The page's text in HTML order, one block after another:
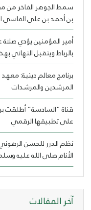
سمط الجوهر الفاخر من
بن أحمد بن علي الفاسي
أمير المؤمنين يؤدي
بالرباط ويتقبل التهاني
برنامج معالم دينية:
المرشدين والمرشدات
قناة “السادسة” أطلقت
على تطبيقها الرقمي
نظم الدرر للحسن
الأنام صلى الله عليه
ﺁﺧﺮ اﻟﻤﻘﺎﻻﺕ